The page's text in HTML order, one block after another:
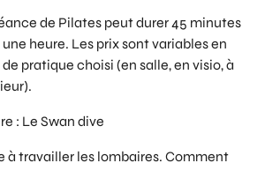
de Pilates peut durer 45 minutes
heure. Les prix sont variables en
pratique choisi (en salle, en visio, à
: Le Swan dive
à travailler les lombaires. Comment